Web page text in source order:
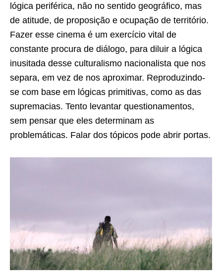
lógica periférica, não no sentido geográfico, mas
de atitude, de proposição e ocupação de território.
Fazer esse cinema é um exercício vital de
constante procura de diálogo, para diluir a lógica
inusitada desse culturalismo nacionalista que nos
separa, em vez de nos aproximar. Reproduzindo-
se com base em lógicas primitivas, como as das
supremacias. Tento levantar questionamentos,
sem pensar que eles determinam as
problemáticas. Falar dos tópicos pode abrir portas.